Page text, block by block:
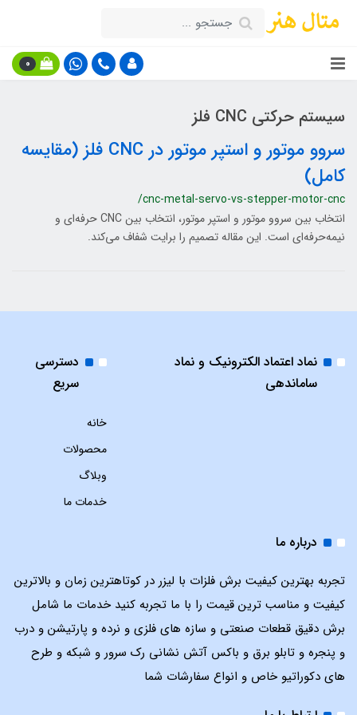
0
سیستم حرکتی CNC فلز
سروو موتور و استپر موتور در CNC فلز (مقایسه
کامل)
/cnc-metal-servo-vs-stepper-motor-cnc
انتخاب بین سروو موتور و استپر موتور، انتخاب بین CNC حرفه‌ای و
نیمه‌حرفه‌ای است. این مقاله تصمیم را برایت شفاف می‌کند.
نماد اعتماد الکترونیک و نماد
ساماندهی
دسترسی
سریع
خانه
محصولات
وبلاگ
خدمات ما
درباره ما
تجربه بهترین کیفیت برش فلزات با لیزر در کوتاهترین زمان و بالاترین
کیفیت و مناسب ترین قیمت را با ما تجربه کنید خدمات ما شامل
برش دقیق قطعات صنعتی و سازه های فلزی و نرده و پارتیشن و درب
و پنجره و تابلو برق و باکس آتش نشانی رک سرور و شبکه و طرح
های دکوراتیو خاص و انواع سفارشات شما